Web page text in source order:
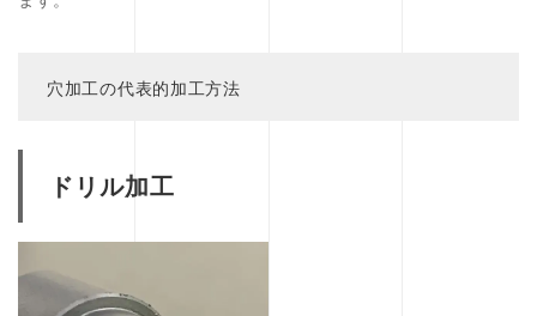
穴加工の代表的加工方法
ドリル加工